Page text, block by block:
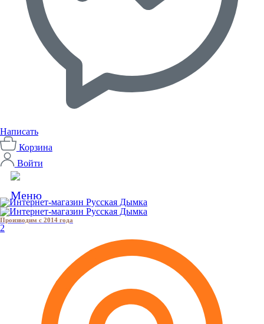
Написать
Корзина
Войти
Производим с 2014 года
2